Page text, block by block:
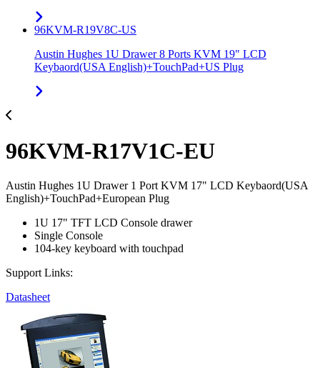
96KVM-R19V8C-US
Austin Hughes 1U Drawer 8 Ports KVM 19" LCD
Keybaord(USA English)+TouchPad+US Plug
96KVM-R17V1C-EU
Austin Hughes 1U Drawer 1 Port KVM 17" LCD Keybaord(USA
English)+TouchPad+European Plug
1U 17" TFT LCD Console drawer
Single Console
104-key keyboard with touchpad
Support Links:
Datasheet